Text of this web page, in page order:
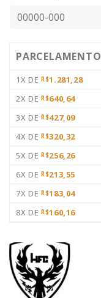
PARCELAMENTO
1X DE R$1.281,28
2X DE R$640,64
3X DE R$427,09
4X DE R$320,32
5X DE R$256,26
6X DE R$213,55
7X DE R$183,04
8X DE R$160,16